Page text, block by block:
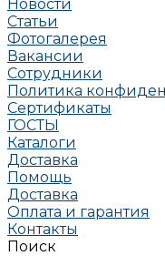
Новости
Статьи
Фотогалерея
Вакансии
Сотрудники
Политика
Сертификаты
ГОСТЫ
Каталоги
Доставка
Помощь
Доставка
Оплата и гарантия
Контакты
Поиск